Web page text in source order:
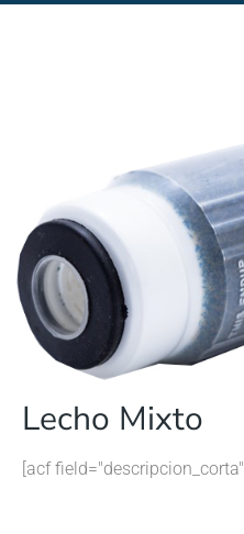
Lecho Mixto
[acf field="descripcion_corta"]